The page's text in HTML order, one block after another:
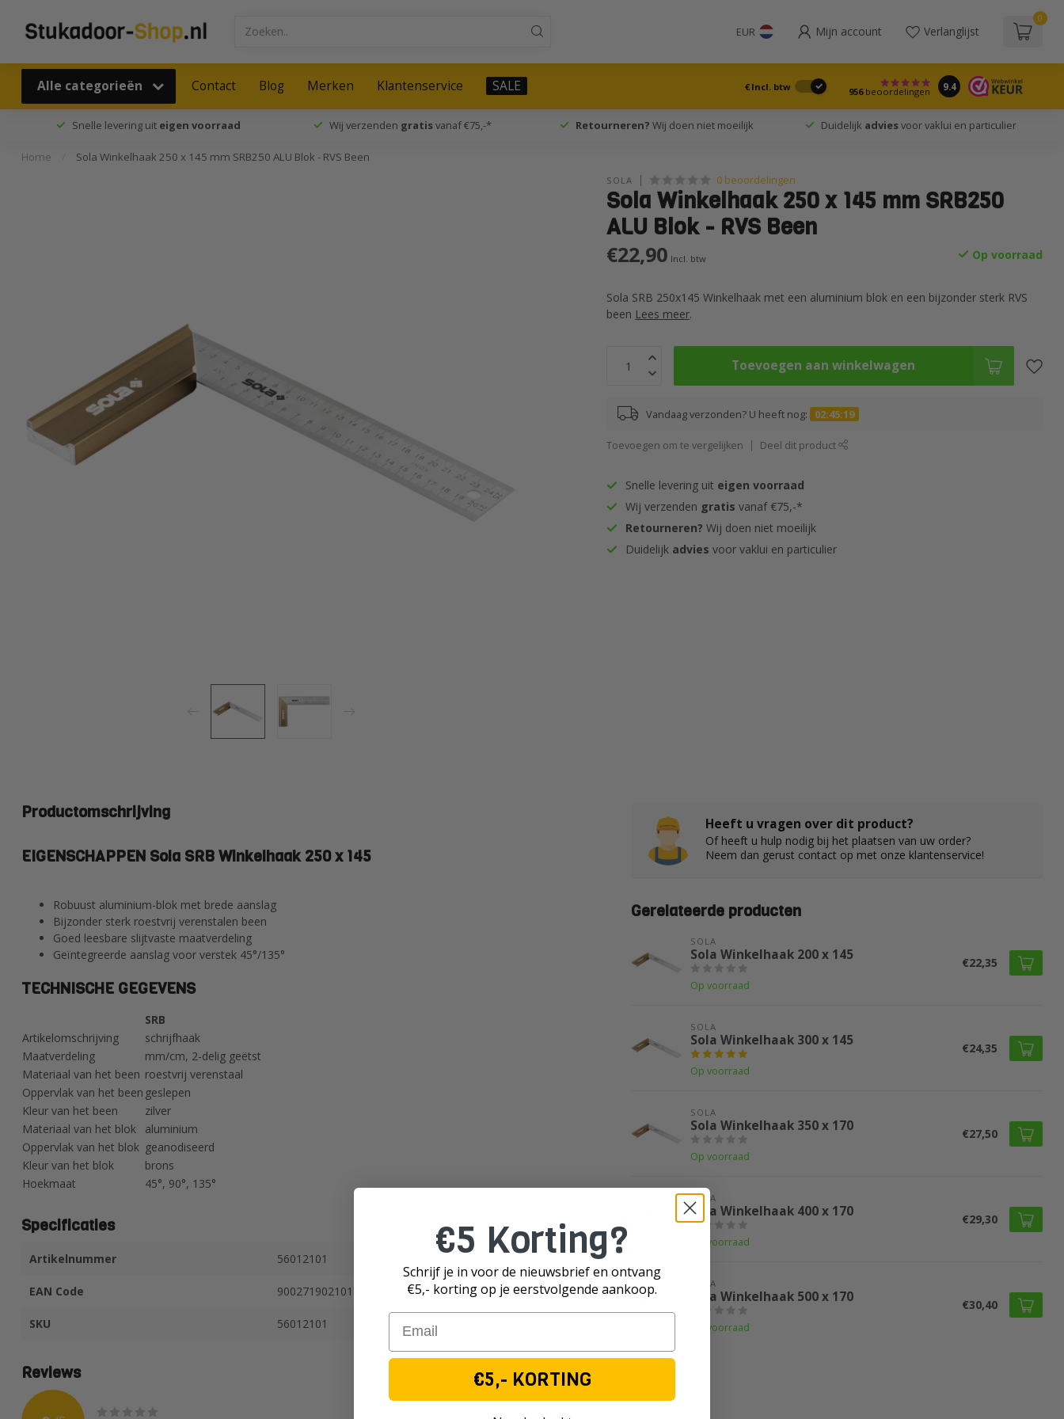
EUR Mijn account Verlanglijst
0
Alle categorieën Contact Blog Merken Klantenservice SALE € Incl. btw 956beoordelingen 9.4
Snelle levering uit eigen voorraad Wij verzenden gratisvanaf €75,-* Retourneren? Wij doen niet moeilijk Duidelijk adviesvoor vaklui en particulier
Home Sola Winkelhaak 250 x 145 mm SRB250 ALU Blok - RVS Been
SOLA 0 beoordelingen
Sola Winkelhaak 250 x 145 mm SRB250
ALU Blok - RVS Been
€22,90 Incl. btw Op voorraad
Sola SRB 250x145 Winkelhaak met een aluminium blok en een bijzonder sterk RVS
been Lees meer.
Toevoegen aan winkelwagen
Vandaag verzonden? U heeft nog: 02:45:18
Toevoegen om te vergelijken Deel dit product
Snelle levering uit eigen voorraad
Wij verzenden gratis vanaf €75,-*
Retourneren? Wij doen niet moeilijk
Duidelijk advies voor vaklui en particulier
Productomschrijving
EIGENSCHAPPEN Sola SRB Winkelhaak 250 x 145
Robuust aluminium-blok met brede aanslag
Bijzonder sterk roestvrij verenstalen been
Goed leesbare slijtvaste maatverdeling
Geïntegreerde aanslag voor verstek 45°/135°
TECHNISCHE GEGEVENS
SRB
Artikelomschrijving
schrijfhaak
Maatverdeling
mm/cm, 2-delig geëtst
Materiaal van het been roestvrij verenstaal
Oppervlak van het been geslepen
Kleur van het been
zilver
Materiaal van het blok
aluminium
Oppervlak van het blok geanodiseerd
Kleur van het blok
brons
Hoekmaat
45°, 90°, 135°
Specificaties
Artikelnummer 56012101
EAN Code 9002719021018
SKU 56012101
Reviews
Heeft u vragen over dit product?
Of heeft u hulp nodig bij het plaatsen van uw order?
Neem dan gerust contact op met onze klantenservice!
Gerelateerde producten
SOLA
Sola Winkelhaak 200 x 145
Op voorraad
€22,35
SOLA
Sola Winkelhaak 300 x 145
Op voorraad
€24,35
SOLA
Sola Winkelhaak 350 x 170
Op voorraad
€27,50
SOLA
Sola Winkelhaak 400 x 170
Op voorraad
€29,30
SOLA
Sola Winkelhaak 500 x 170
Op voorraad
€30,40
€5 Korting?
Schrijf je in voor de nieuwsbrief en ontvang
€5,- korting op je eerstvolgende aankoop.
Email
€5,- KORTING